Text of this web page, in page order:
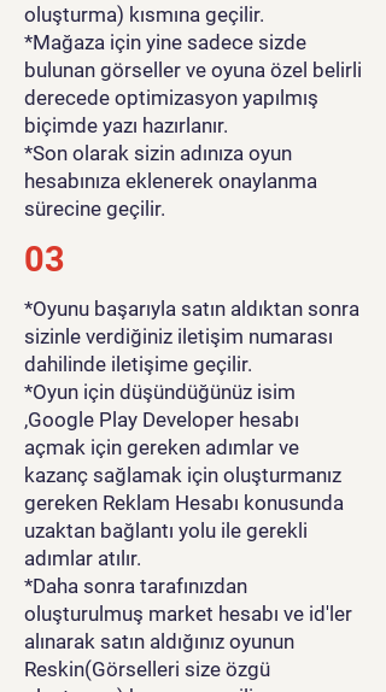
oluşturma) kısmına geçilir.
*Mağaza için yine sadece sizde
bulunan görseller ve oyuna özel belirli
derecede optimizasyon yapılmış
biçimde yazı hazırlanır.
*Son olarak sizin adınıza oyun
hesabınıza eklenerek onaylanma
sürecine geçilir.
03
*Oyunu başarıyla satın aldıktan sonra
sizinle verdiğiniz iletişim numarası
dahilinde iletişime geçilir.
*Oyun için düşündüğünüz isim
,Google Play Developer hesabı
açmak için gereken adımlar ve
kazanç sağlamak için oluşturmanız
gereken Reklam Hesabı konusunda
uzaktan bağlantı yolu ile gerekli
adımlar atılır.
*Daha sonra tarafınızdan
oluşturulmuş market hesabı ve id'ler
alınarak satın aldığınız oyunun
Reskin(Görselleri size özgü